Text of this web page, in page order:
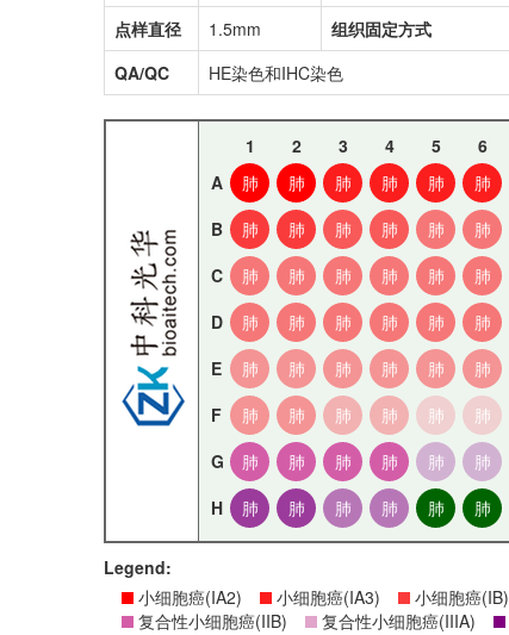
点样直径
1.5mm 组织固定方式
QA/QC
HE染色和IHC染色
1 2 3 4 5 6
A
肺 肺 肺 肺 肺 肺
B
肺 肺 肺 肺 肺 肺
C
肺 肺 肺 肺 肺 肺
D
肺 肺 肺 肺 肺 肺
E
肺 肺 肺 肺 肺 肺
F
肺 肺 肺 肺 肺 肺
G
肺 肺 肺 肺 肺 肺
H
肺 肺 肺 肺 肺 肺
Legend:
小细胞癌(IA2)
小细胞癌(IA3) 小细胞癌(IB)
复合性小细胞癌(IIB)
复合性小细胞癌(IIIA)